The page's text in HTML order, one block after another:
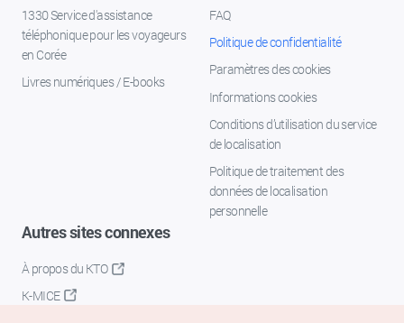
1330 Service d'assistance
téléphonique pour les voyageurs
en Corée
Livres numériques / E-books
FAQ
Politique de confidentialité
Paramètres des cookies
Informations cookies
Conditions d’utilisation du service
de localisation
Politique de traitement des
données de localisation
personnelle
Autres sites connexes
À propos du KTO
K-MICE